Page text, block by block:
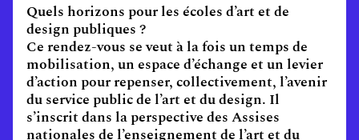
Quels horizons pour les écoles d’art et de
design publiques ?
Ce rendez-vous se veut à la fois un temps de
mobilisation, un espace d’échange et un levier
d’action pour repenser, collectivement, l’avenir
du service public de l’art et du design. Il
s’inscrit dans la perspective des Assises
nationales de l’enseignement de l’art et du